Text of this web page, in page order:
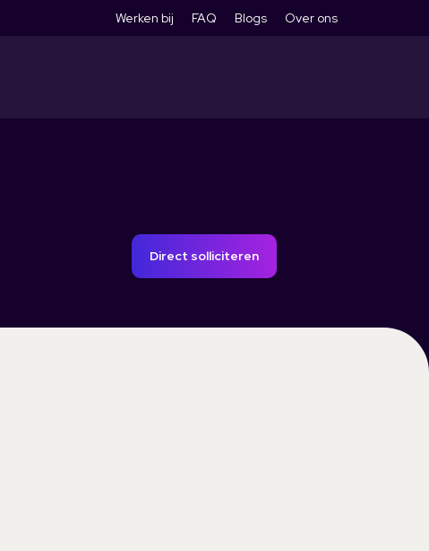
Werken bij FAQ Blogs Over ons
Direct solliciteren